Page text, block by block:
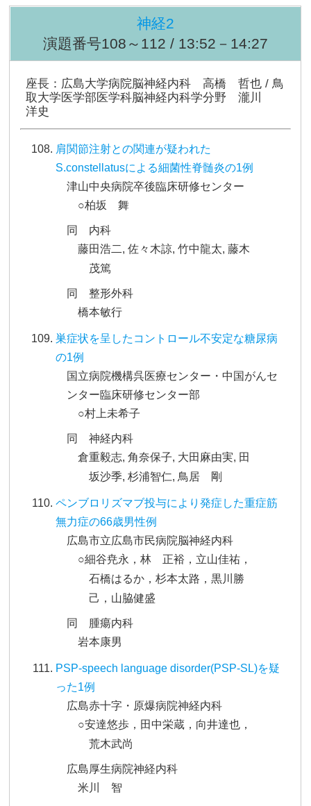
神経2
演題番号108～112 / 13:52－14:27
座長：広島大学病院脳神経内科 高橋 哲也 / 鳥
取大学医学部医学科脳神経内科学分野 瀧川
洋史
肩関節注射との関連が疑われた
S.constellatusによる細菌性脊髄炎の1例
津山中央病院卒後臨床研修センター
○柏坂 舞
同 内科
藤田浩二, 佐々木諒, 竹中龍太, 藤木
茂篤
同 整形外科
橋本敏行
巣症状を呈したコントロール不安定な糖尿病
の1例
国立病院機構呉医療センター・中国がんセ
ンター臨床研修センター部
○村上未希子
同 神経内科
倉重毅志, 角奈保子, 大田麻由実, 田
坂沙季, 杉浦智仁, 鳥居 剛
ペンブロリズマブ投与により発症した重症筋
無力症の66歳男性例
広島市立広島市民病院脳神経内科
○細谷尭永，林 正裕，立山佳祐，
石橋はるか，杉本太路，黒川勝
己，山脇健盛
同 腫瘍内科
岩本康男
PSP-speech language disorder(PSP-SL)を疑
った1例
広島赤十字・原爆病院神経内科
○安達悠歩，田中栄蔵，向井達也，
荒木武尚
広島厚生病院神経内科
米川 智